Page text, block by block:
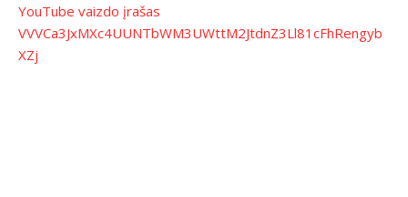
YouTube vaizdo įrašas
VVVCa3JxMXc4UUNTbWM3UWttM2JtdnZ3Ll81cFhRengyb
XZj